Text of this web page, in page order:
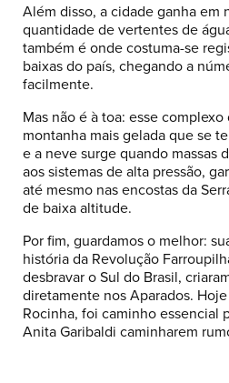
Além disso, a cidade ganha em
quantidade de vertentes de
também é onde costuma-se
baixas do país, chegando a
facilmente.
Mas não é à toa: esse
montanha mais gelada que se
e a neve surge quando massas
aos sistemas de alta pressão,
até mesmo nas encostas da
de baixa altitude.
Por fim, guardamos o melhor:
história da Revolução
desbravar o Sul do Brasil,
diretamente nos Aparados.
Rocinha, foi caminho essencial
Anita Garibaldi caminharem